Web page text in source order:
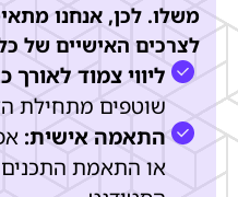
משלו. לכן, אנחנו
לצרכים האישיים של
ליווי צמוד לאורך
שוטפים מתחילת
התאמה אישית:
או התאמת